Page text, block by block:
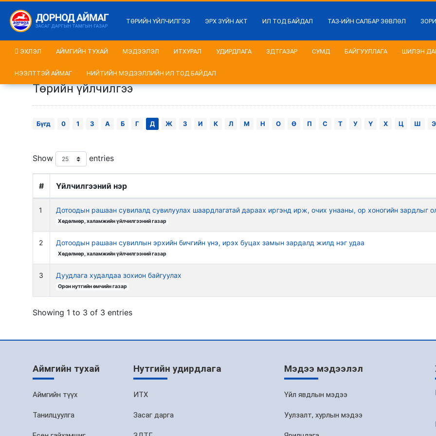
ТӨРИЙН ҮЙЛЧИЛГЭЭ ЭРХ ЗҮЙН АКТ ИЛ ТОД БАЙДАЛ ТАЗ-ИЙН САЛБАР ЗӨВЛӨЛ
ЭХЛЭЛ АЙМГИЙН ТУХАЙ МЭДЭЭЛЭЛ ИТХУРАЛ УДИРДЛАГА ЗДТГАЗАР СУМД БАЙГУУЛЛАГА ШИЛЭН
НЭЭЛТТЭЙ АЙМАГ НИЙТИЙН МЭДЭЭЛЛИЙН ИЛ ТОД БАЙДАЛ
Төрийн үйлчилгээ
Бүгд 0 1 3 А Б Г Д Ж З И К Л М Н О Ө П С Т У Ү Х Ц Ш Э
Show entries
# Үйлчилгээний нэр
1 Дотоодын рашаан сувилалд сувилуулах шаардлагатай дараах иргэнд ирж, очих унааны, ор хоногийн зардлыг
Хөдөлмөр, халамжийн үйлчилгээний газар
2 Дотоодын рашаан сувиллын эрхийн бичгийн үнэ, ирэх буцах замын зардалд жилд нэг удаа
Хөдөлмөр, халамжийн үйлчилгээний газар
3 Дуудлага худалдаа зохион байгуулах
Орон нутгийн өмчийн газар
Showing 1 to 3 of 3 entries
Аймгийн тухай
Аймгийн түүх
Танилцуулга
Нутгийн удирдлага
ИТХ
Засаг дарга
Мэдээ мэдээлэл
Үйл явдлын мэдээ
Уулзалт, хурлын мэдээ